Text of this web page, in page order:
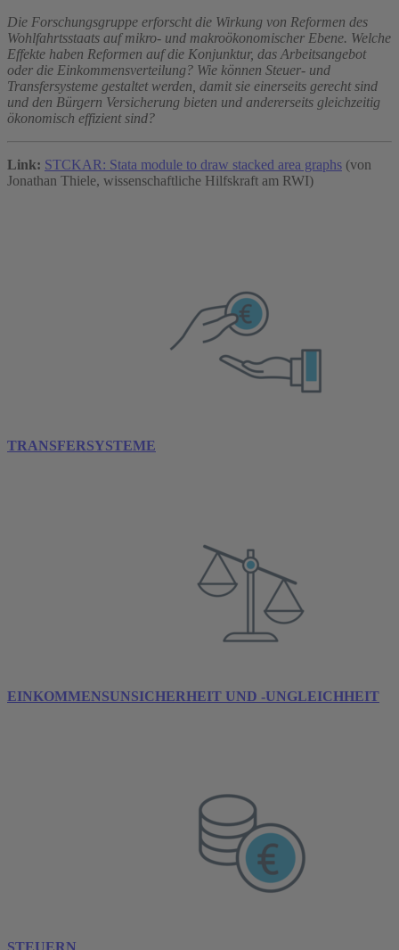
Die Forschungsgruppe erforscht die Wirkung von Reformen des
Wohlfahrtsstaats auf mikro- und makroökonomischer Ebene. Welche
Effekte haben Reformen auf die Konjunktur, das Arbeitsangebot
oder die Einkommensverteilung? Wie können Steuer- und
Transfersysteme gestaltet werden, damit sie einerseits gerecht sind
und den Bürgern Versicherung bieten und andererseits gleichzeitig
ökonomisch effizient sind?
Link: STCKAR: Stata module to draw stacked area graphs (von
Jonathan Thiele, wissenschaftliche Hilfskraft am RWI)
TRANSFERSYSTEME
EINKOMMENSUNSICHERHEIT UND -UNGLEICHHEIT
STEUERN